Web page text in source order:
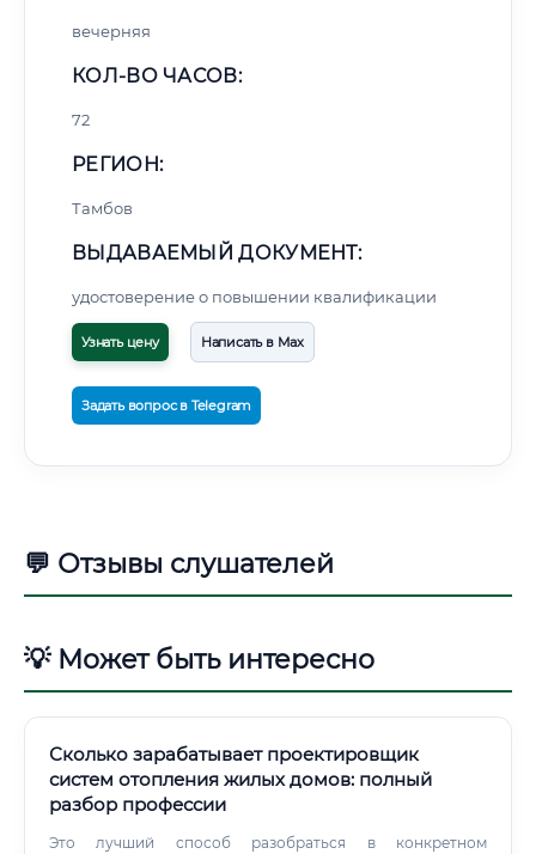
вечерняя
КОЛ-ВО ЧАСОВ:
72
РЕГИОН:
Тамбов
ВЫДАВАЕМЫЙ ДОКУМЕНТ:
удостоверение о повышении квалификации
Узнать цену Написать в Max
Задать вопрос в Telegram
💬 Отзывы слушателей
💡 Может быть интересно
Сколько зарабатывает проектировщик
систем отопления жилых домов: полный
разбор профессии
Это лучший способ разобраться в конкретном